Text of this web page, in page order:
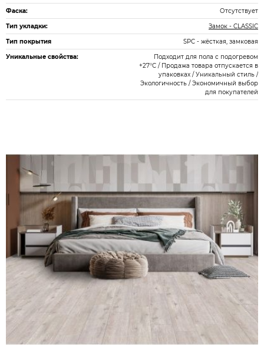
Фаска:
Отсутствует
Тип укладки:
Замок - CLASSIC
Тип покрытия
SPC - жёсткая, замковая
Уникальные свойства:
Подходит для пола с подогревом
+27°С / Продажа товара отпускается в
упаковках / Уникальный стиль /
Экологичность / Экономичный выбор
для покупателей